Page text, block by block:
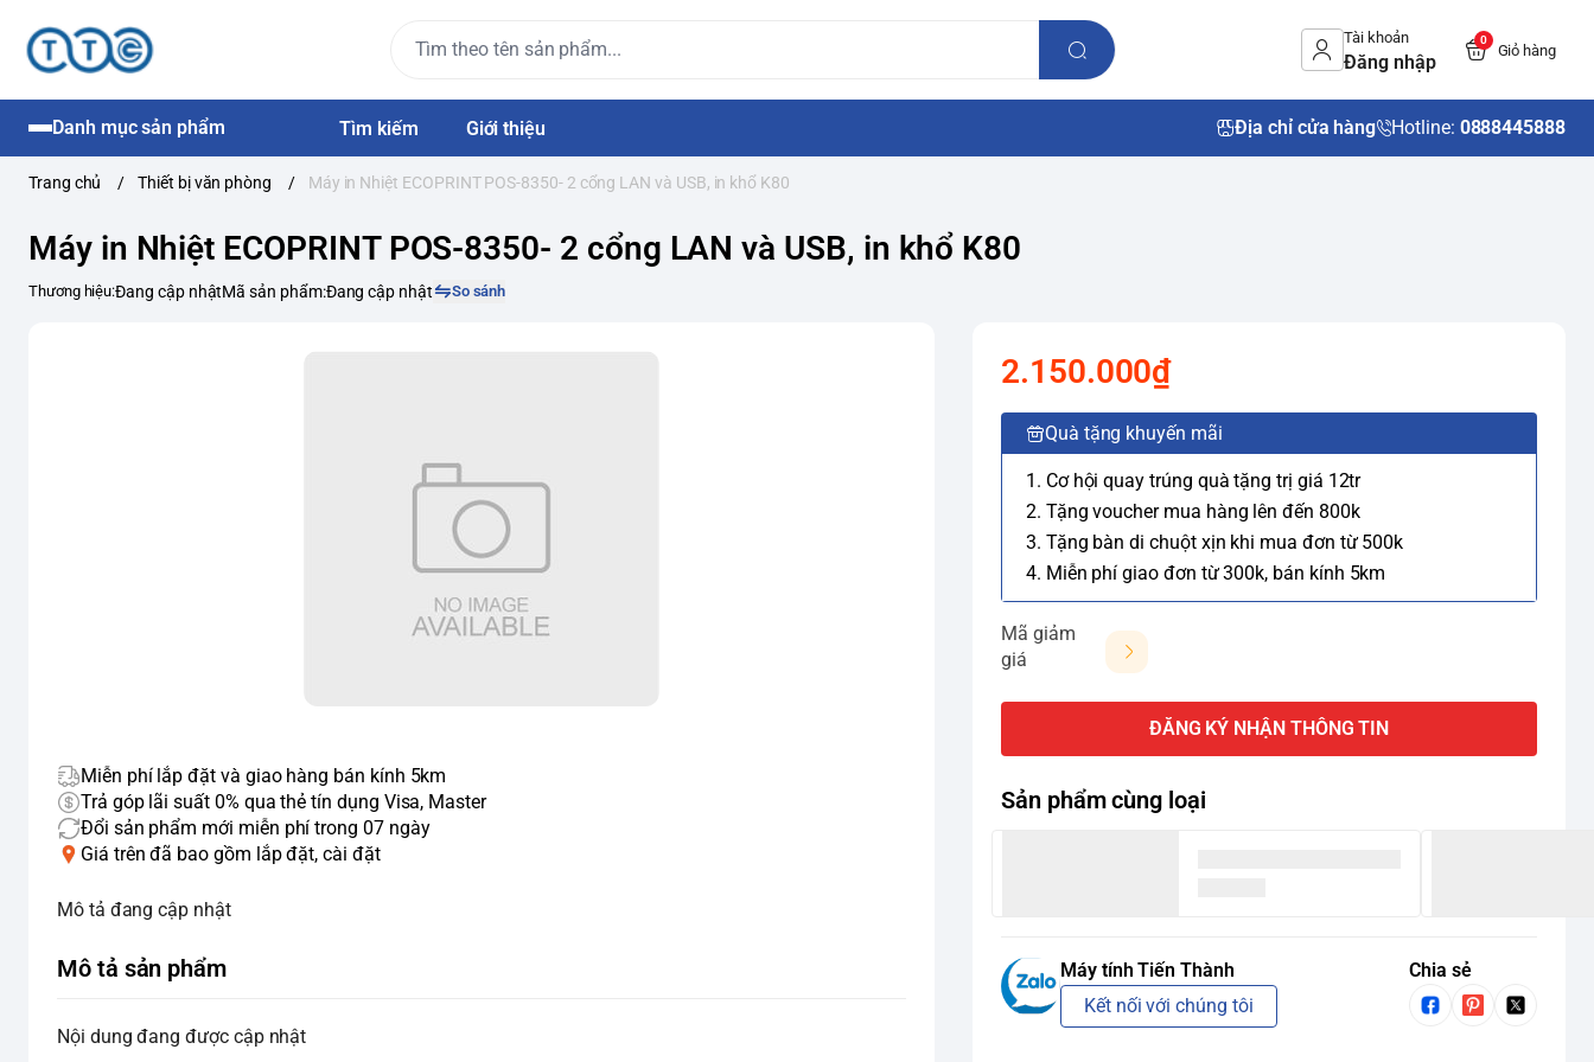
Tài khoản
Đăng nhập
0
Giỏ hàng
Danh mục sản phẩm Tìm kiếm Giới thiệu Địa chỉ cửa hàng Hotline: 0888445888
Trang chủ / Thiết bị văn phòng / Máy in Nhiệt ECOPRINT POS-8350- 2 cổng LAN và USB, in khổ K80
Máy in Nhiệt ECOPRINT POS-8350- 2 cổng LAN và USB, in khổ K80
Thương hiệu:Đang cập nhậtMã sản phẩm:Đang cập nhật So sánh
2.150.000₫
Quà tặng khuyến mãi
1. Cơ hội quay trúng quà tặng trị giá 12tr
2. Tặng voucher mua hàng lên đến 800k
3. Tặng bàn di chuột xịn khi mua đơn từ 500k
4. Miễn phí giao đơn từ 300k, bán kính 5km
Mã giảm
giá
ĐĂNG KÝ NHẬN THÔNG TIN
Sản phẩm cùng loại
Máy tính Tiến Thành
Kết nối với chúng tôi
Chia sẻ
Miễn phí lắp đặt và giao hàng bán kính 5km
Trả góp lãi suất 0% qua thẻ tín dụng Visa, Master
Đổi sản phẩm mới miễn phí trong 07 ngày
Giá trên đã bao gồm lắp đặt, cài đặt
Mô tả đang cập nhật
Mô tả sản phẩm
Nội dung đang được cập nhật